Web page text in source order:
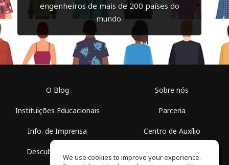
engenheiros de mais de 200 países do
mundo.
O Blog
Instituições Educacionais
Info. de Imprensa
Descubra Espaços
Sobre nós
Parceria
Centro de Auxílio
We use cookies to improve your experience.